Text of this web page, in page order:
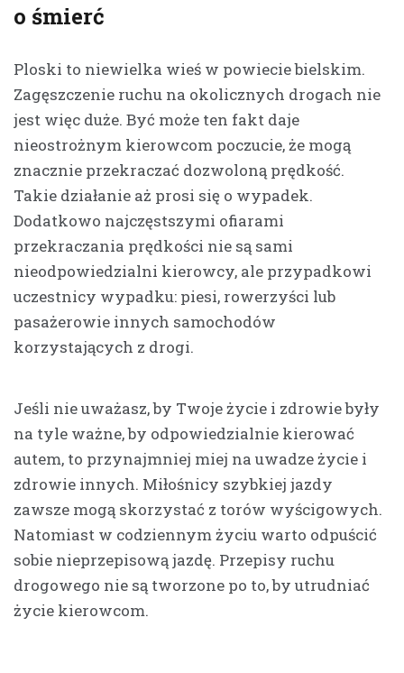
o śmierć
Ploski to niewielka wieś w powiecie bielskim.
Zagęszczenie ruchu na okolicznych drogach nie
jest więc duże. Być może ten fakt daje
nieostrożnym kierowcom poczucie, że mogą
znacznie przekraczać dozwoloną prędkość.
Takie działanie aż prosi się o wypadek.
Dodatkowo najczęstszymi ofiarami
przekraczania prędkości nie są sami
nieodpowiedzialni kierowcy, ale przypadkowi
uczestnicy wypadku: piesi, rowerzyści lub
pasażerowie innych samochodów
korzystających z drogi.
Jeśli nie uważasz, by Twoje życie i zdrowie były
na tyle ważne, by odpowiedzialnie kierować
autem, to przynajmniej miej na uwadze życie i
zdrowie innych. Miłośnicy szybkiej jazdy
zawsze mogą skorzystać z torów wyścigowych.
Natomiast w codziennym życiu warto odpuścić
sobie nieprzepisową jazdę. Przepisy ruchu
drogowego nie są tworzone po to, by utrudniać
życie kierowcom.